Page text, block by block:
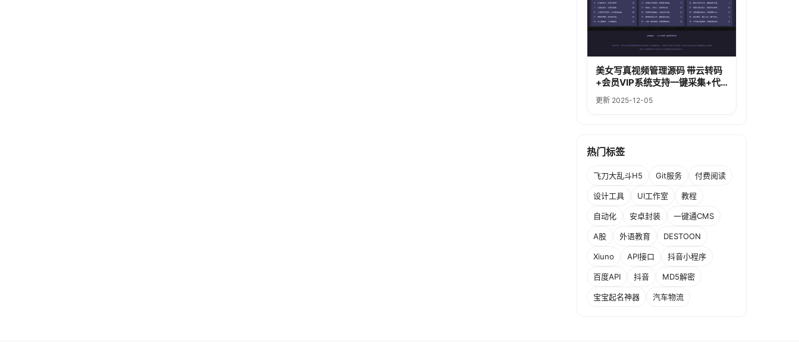
美女写真视频管理源码 带云转码
+会员VIP系统支持一键采集+代
理系统
更新 2025-12-05
热门标签
飞刀大乱斗H5 Git服务 付费阅读
设计工具 UI工作室 教程
自动化 安卓封装 一键通CMS
A股 外语教育 DESTOON
Xiuno API接口 抖音小程序
百度API 抖音 MD5解密
宝宝起名神器 汽车物流